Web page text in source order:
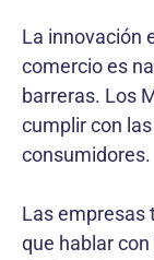
La innovación
comercio es
barreras. Los
cumplir con
consumidores.
Las empresas
que hablar